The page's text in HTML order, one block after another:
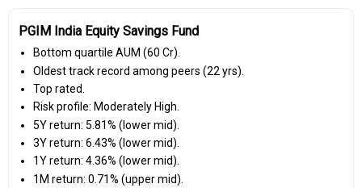
PGIM India Equity Savings Fund
Bottom quartile AUM (₹60 Cr).
Oldest track record among peers (22 yrs).
Top rated.
Risk profile: Moderately High.
5Y return: 5.81% (lower mid).
3Y return: 6.43% (lower mid).
1Y return: 4.36% (lower mid).
1M return: 0.71% (upper mid).